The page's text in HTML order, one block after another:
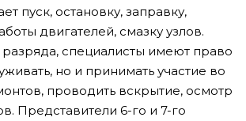
пуск, остановку, заправку,
двигателей, смазку узлов.
специалисты имеют право
но и принимать участие во
проводить вскрытие, осмотр
Представители 6-го и 7-го